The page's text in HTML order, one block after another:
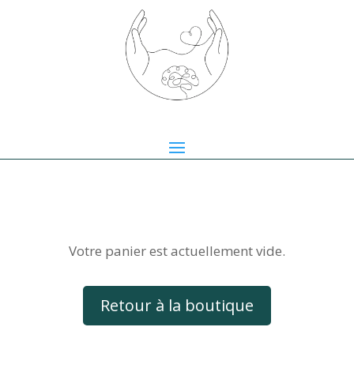
Votre panier est actuellement vide.
Retour à la boutique